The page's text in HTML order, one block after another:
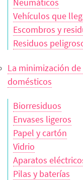
Neumáticos
Vehículos que
Escombros y
Residuos
La minimización
domésticos
Biorresiduos
Envases ligeros
Papel y cartón
Vidrio
Aparatos
Pilas y baterías